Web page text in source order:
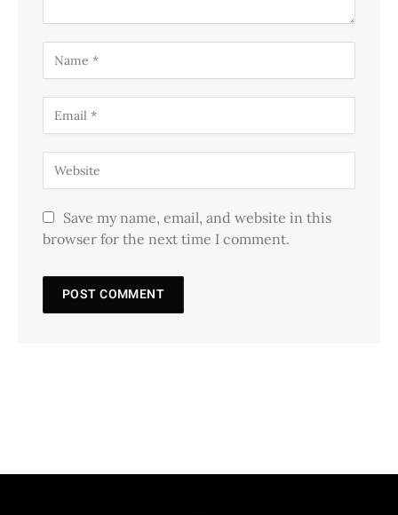
Save my name, email, and website in this
browser for the next time I comment.